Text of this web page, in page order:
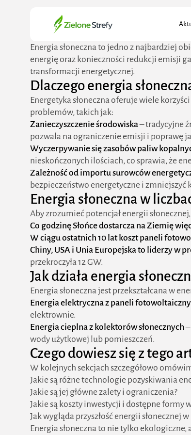
Search
for:
Energia słoneczna to jedno z najbardziej
energię oraz konieczności redukcji emisji
transformacji energetycznej.
Dlaczego energia
Energetyka słoneczna oferuje wiele
problemów, takich jak:
Zanieczyszczenie środowiska– tradycyjne
pozwala na ograniczenie emisji i poprawę
Wyczerpywanie się zasobów paliw
nieskończonych ilościach, co sprawia, że
Zależność od importu surowców
bezpieczeństwo energetyczne i zmniejszyć
Energia słoneczna w
Aby zrozumieć potencjał energii
Co godzinę Słońce dostarcza na Ziemię
W ciągu ostatnich 10 lat koszt paneli
Chiny, USA i Unia Europejska to liderzy w
przekroczyła 12 GW.
Jak działa energia
Energia słoneczna jest przekształcana w
Energia elektryczna z paneli
elektrownie.
Energia cieplna z kolektorów słonecznych
wody użytkowej lub pomieszczeń.
Czego dowiesz się z tego
W kolejnych sekcjach szczegółowo
Jakie są różne technologie pozyskiwania
Jakie są jej główne zalety i ograniczenia?
Jakie są koszty inwestycji i dostępne formy
Jak wygląda przyszłość energii słonecznej
Energia słoneczna to nie tylko